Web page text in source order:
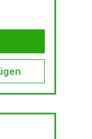
11,5 kg